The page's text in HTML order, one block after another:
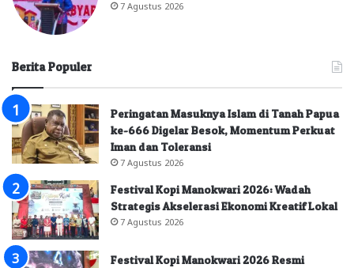
7 Agustus 2026
Berita Populer
Peringatan Masuknya Islam di Tanah Papua
ke-666 Digelar Besok, Momentum Perkuat
Iman dan Toleransi
7 Agustus 2026
Festival Kopi Manokwari 2026: Wadah
Strategis Akselerasi Ekonomi Kreatif Lokal
7 Agustus 2026
Festival Kopi Manokwari 2026 Resmi